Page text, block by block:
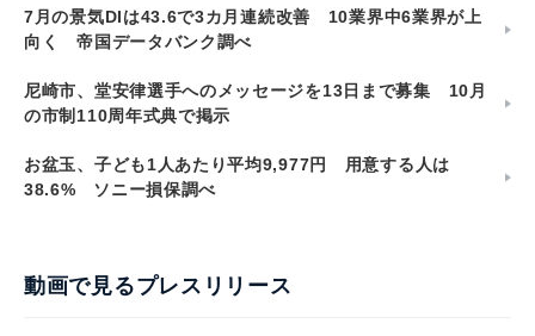
7月の景気DIは43.6で3カ月連続改善 10業界中6業界が上
向く 帝国データバンク調べ
尼崎市、堂安律選手へのメッセージを13日まで募集 10月
の市制110周年式典で掲示
お盆玉、子ども1人あたり平均9,977円 用意する人は
38.6% ソニー損保調べ
動画で見るプレスリリース